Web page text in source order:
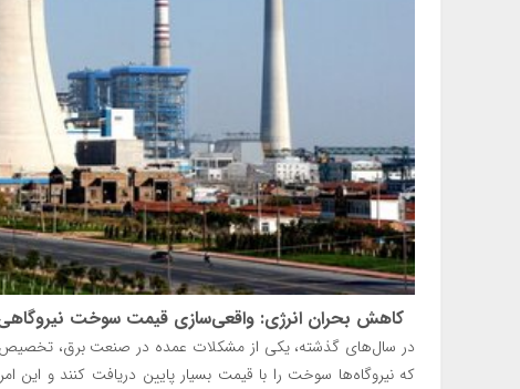
کاهش بحران انرژی: واقعی‌سازی قیمت سوخت
در سال‌های گذشته، یکی از مشکلات عمده در صنعت برق، تخصیص
که نیروگاه‌ها سوخت را با قیمت بسیار پایین دریافت کنند و این